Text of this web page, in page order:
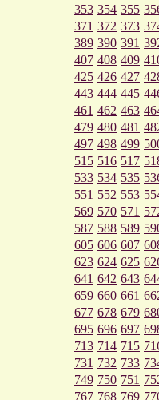
353 354 355
371 372 373
389 390 391
407 408 409
425 426 427
443 444 445
461 462 463
479 480 481
497 498 499
515 516 517
533 534 535
551 552 553
569 570 571
587 588 589
605 606 607
623 624 625
641 642 643
659 660 661
677 678 679
695 696 697
713 714 715
731 732 733
749 750 751
767 768 769